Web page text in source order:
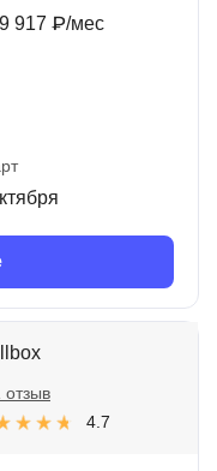
9 917 ₽/мес
4.7
отзыв